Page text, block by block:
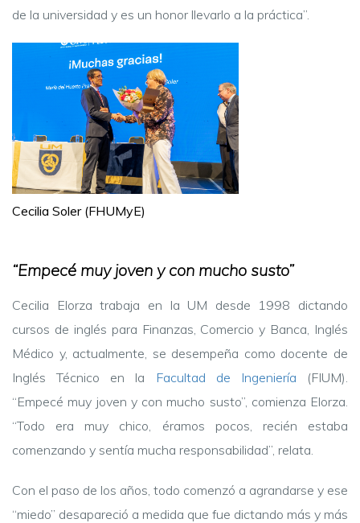
de la universidad y es un honor llevarlo a la práctica”.
Cecilia Soler (FHUMyE)
“Empecé muy joven y con mucho susto”
Cecilia Elorza trabaja en la UM desde 1998 dictando
cursos de inglés para Finanzas, Comercio y Banca, Inglés
Médico y, actualmente, se desempeña como docente de
Inglés Técnico en la
Facultad de Ingeniería (FIUM).
“Empecé muy joven y con mucho susto”, comienza Elorza.
“Todo era muy chico, éramos pocos, recién estaba
comenzando y sentía mucha responsabilidad”, relata.
Con el paso de los años, todo comenzó a agrandarse y ese
“miedo” desapareció a medida que fue dictando más y más